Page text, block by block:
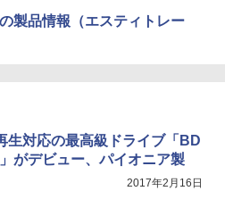
製品情報（エスティトレー
生対応の最高級ドライブ「BD
がデビュー、パイオニア製
2017年2月16日